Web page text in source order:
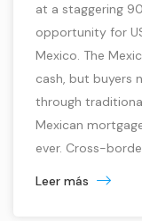
at a staggering
opportunity for
Mexico. The
cash, but buyers
through
Mexican
ever. Cross-
Leer más